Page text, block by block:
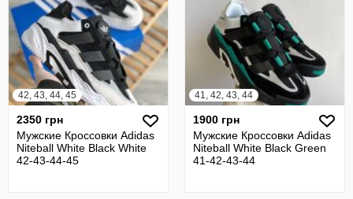
42, 43, 44, 45
2350 грн
Мужские Кроссовки Adidas
Niteball White Black White
42-43-44-45
41, 42, 43, 44
1900 грн
Мужские Кроссовки Adidas
Niteball White Black Green
41-42-43-44